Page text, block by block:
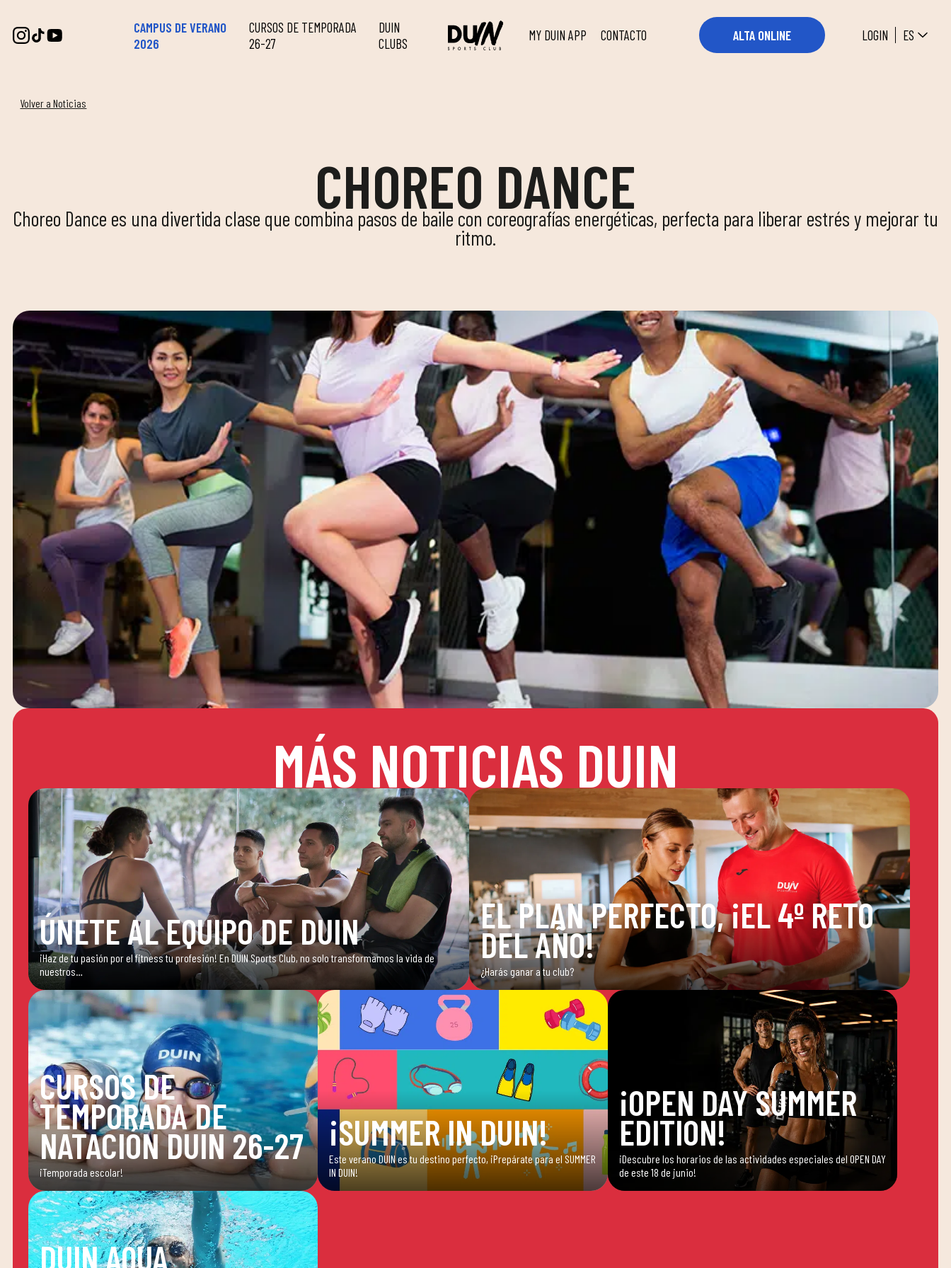
CAMPUS DE VERANO
2026
CURSOS DE TEMPORADA
26-27
DUIN
CLUBS
MY DUIN APP CONTACTO ALTA ONLINE LOGIN ES
Volver a Noticias
CHOREO DANCE
Choreo Dance es una divertida clase que combina pasos de baile con coreografías energéticas, perfecta para liberar estrés y mejorar tu
ritmo.
MÁS NOTICIAS DUIN
ÚNETE AL EQUIPO DE DUIN
¡Haz de tu pasión por el fitness tu profesión! En DUIN Sports Club, no solo transformamos la vida de
nuestros…
EL PLAN PERFECTO, ¡EL 4º RETO
DEL AÑO!
¿Harás ganar a tu club?
CURSOS DE
TEMPORADA DE
NATACIÓN DUIN 26-27
¡Temporada escolar!
¡SUMMER IN DUIN!
Este verano DUIN es tu destino perfecto, ¡Prepárate para el SUMMER
IN DUIN!
¡OPEN DAY SUMMER
EDITION!
¡Descubre los horarios de las actividades especiales del OPEN DAY
de este 18 de junio!
DUIN AQUA